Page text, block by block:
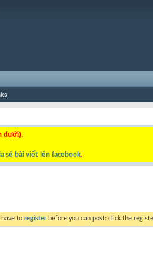
dưới).
sẻ bài viết lên facebook.
have to register before you can post: click the